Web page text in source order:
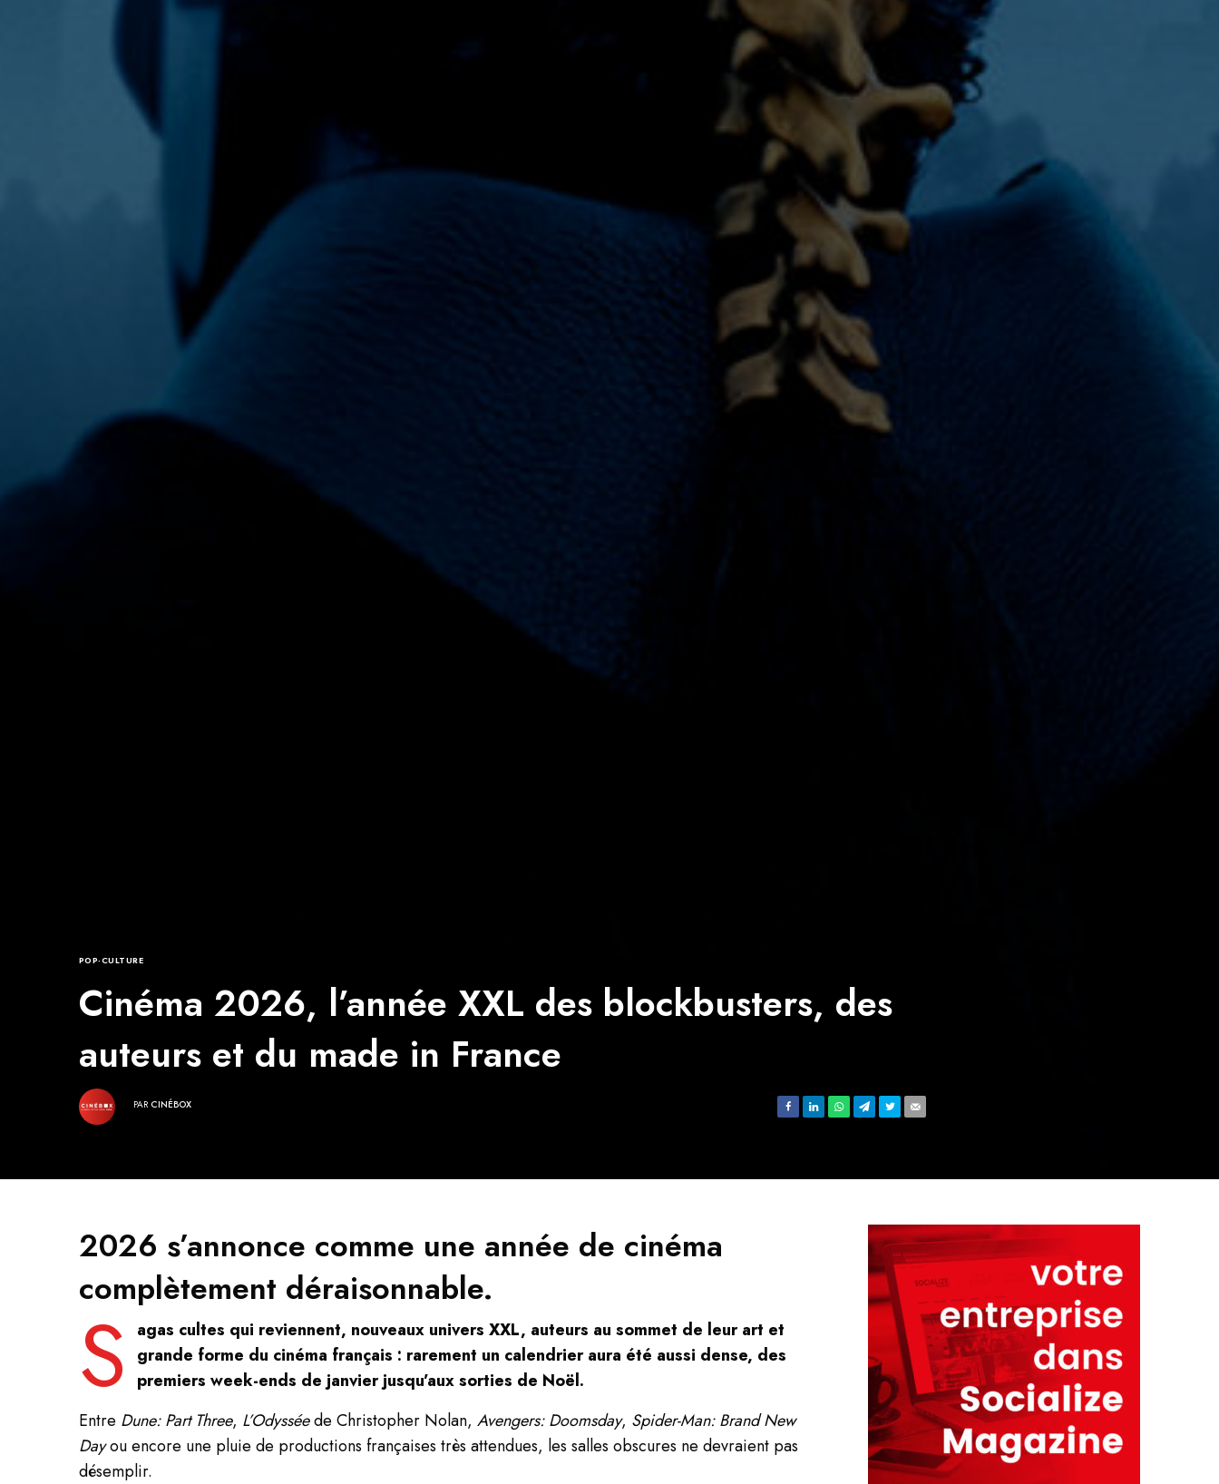
POP-CULTURE
Cinéma 2026, l’année XXL des blockbusters, des
auteurs et du made in France
PAR CINÉBOX
2026 s’annonce comme une année de cinéma
complètement déraisonnable.
S
agas cultes qui reviennent, nouveaux univers XXL, auteurs au sommet de leur art et
grande forme du cinéma français : rarement un calendrier aura été aussi dense, des
premiers week-ends de janvier jusqu’aux sorties de Noël.
Entre Dune: Part Three, L’Odysséede Christopher Nolan,Avengers: Doomsday, Spider-Man: Brand New
Dayou encore une pluie de productions françaises très attendues, les salles obscures ne devraient pas
désemplir.